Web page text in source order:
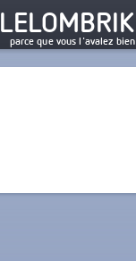
LELOMBRIK
parce que vous l'avalez bien